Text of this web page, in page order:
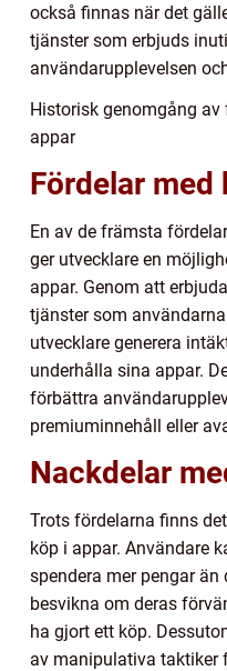
också finnas när det
tjänster som erbjuds
användarupplevelsen
Historisk genomgång av
appar
Fördelar med
En av de främsta
ger utvecklare en
appar. Genom att
tjänster som
utvecklare generera
underhålla sina appar.
förbättra
premiuminnehåll eller
Nackdelar
Trots fördelarna finns
köp i appar. Användare
spendera mer pengar
besvikna om deras
ha gjort ett köp.
av manipulativa taktiker